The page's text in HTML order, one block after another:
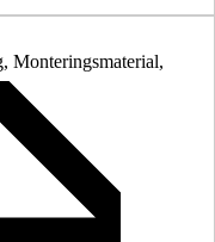
Monteringsmaterial,